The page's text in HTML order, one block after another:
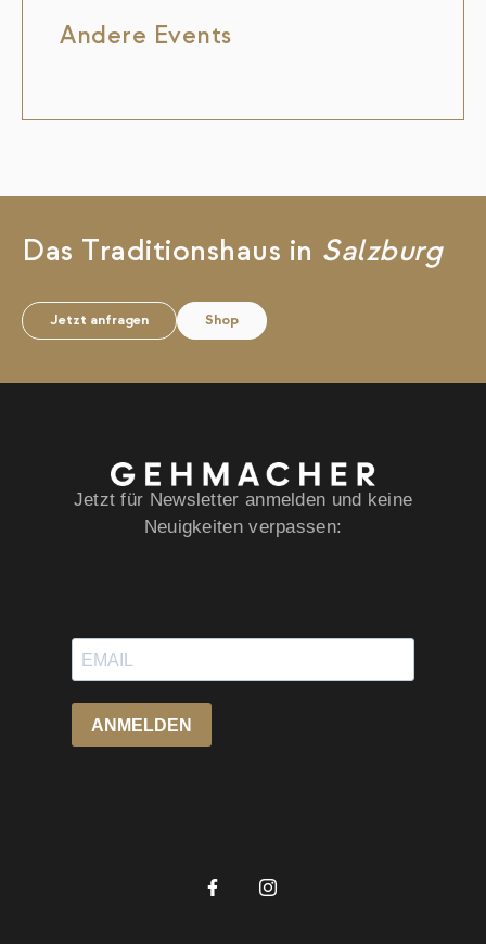
Andere Events
Das Traditionshaus in Salzburg
Jetzt anfragen Shop
Jetzt für Newsletter anmelden und keine
Neuigkeiten verpassen: